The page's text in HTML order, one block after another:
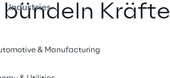
Industries
& Manufacturing
bündeln Kräfte
Lösungen